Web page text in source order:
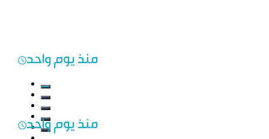
منذ يوم واحد
منذ يوم واحد